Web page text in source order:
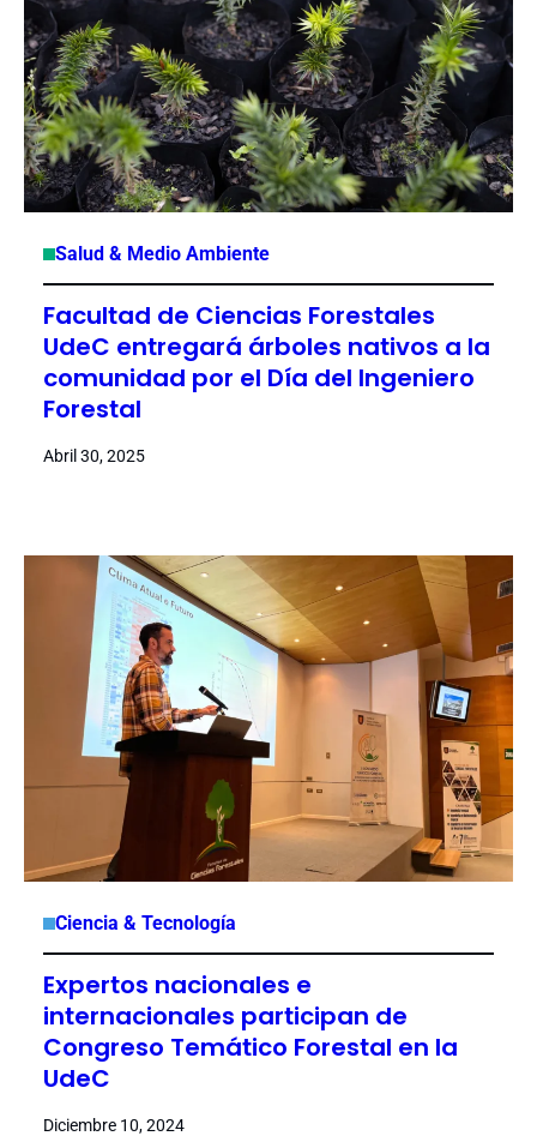
Salud & Medio Ambiente
Facultad de Ciencias Forestales
UdeC entregará árboles nativos a la
comunidad por el Día del Ingeniero
Forestal
Abril 30, 2025
Ciencia & Tecnología
Expertos nacionales e
internacionales participan de
Congreso Temático Forestal en la
UdeC
Diciembre 10, 2024